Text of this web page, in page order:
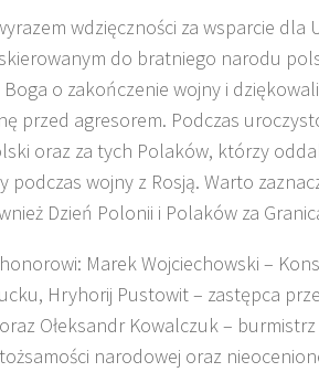
wdzięczności za wsparcie dla
do bratniego narodu
o zakończenie wojny i
przed agresorem. Podczas
oraz za tych Polaków, którzy
podczas wojny z Rosją. Warto
Dzień Polonii i Polaków za
Marek Wojciechowski –
Hryhorij Pustowit – zastępca
Ołeksandr Kowalczuk –
narodowej oraz